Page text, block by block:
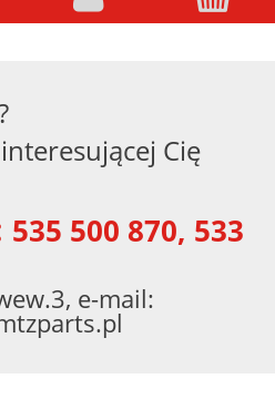
Cię
535 500 870, 533
e-mail: